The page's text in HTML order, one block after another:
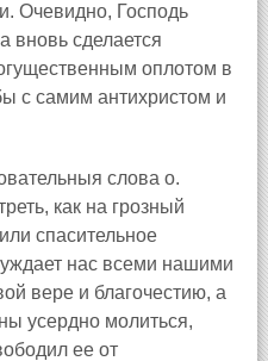
Очевидно, Господь
вновь сделается
оплотом в
с самим антихристом и
слова о.
как на грозный
спасительное
нас всеми нашими
вере и благочестию, а
усердно молиться,
ее от